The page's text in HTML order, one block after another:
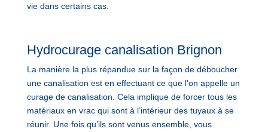
vie dans certains cas.
Hydrocurage canalisation Brignon
La manière la plus répandue sur la façon de déboucher
une canalisation est en effectuant ce que l’on appelle un
curage de canalisation. Cela implique de forcer tous les
matériaux en vrac qui sont à l’intérieur des tuyaux à se
réunir. Une fois qu’ils sont venus ensemble, vous